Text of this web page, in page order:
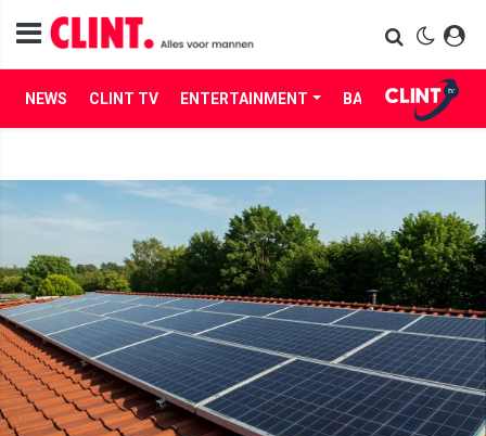
NEWS CLINT TV ENTERTAINMENT BABES LIFE